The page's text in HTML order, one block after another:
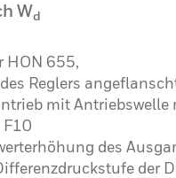
Wd
HON 655,
Reglers
mit Antriebswelle
des
der